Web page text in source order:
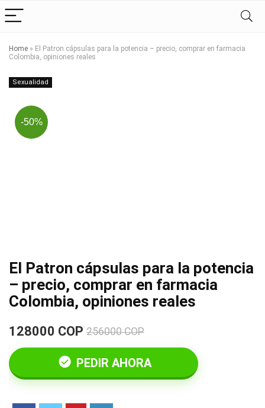
Home » El Patron cápsulas para la potencia – precio, comprar en farmacia
Colombia, opiniones reales
Sexualidad
-50%
El Patron cápsulas para la potencia
– precio, comprar en farmacia
Colombia, opiniones reales
128000 COP 256000 COP
PEDIR AHORA